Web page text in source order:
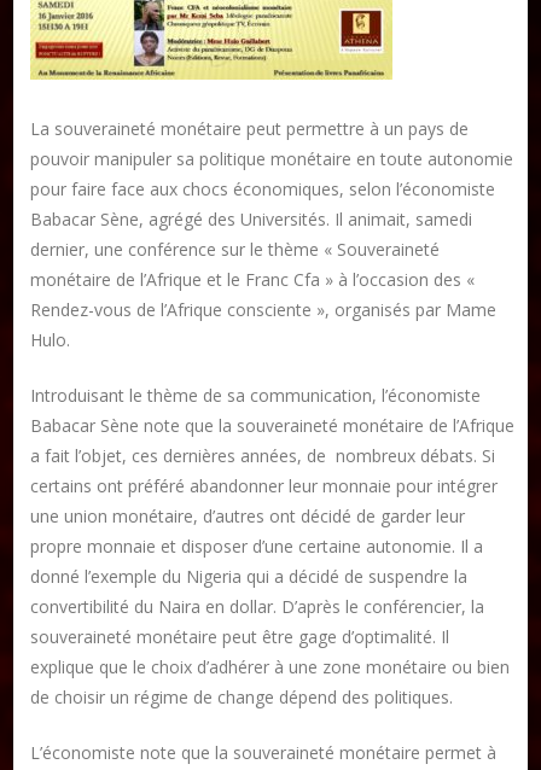
La souveraineté monétaire peut permettre à un pays de
pouvoir manipuler sa politique monétaire en toute autonomie
pour faire face aux chocs économiques, selon l’économiste
Babacar Sène, agrégé des Universités. Il animait, samedi
dernier, une conférence sur le thème « Souveraineté
monétaire de l’Afrique et le Franc Cfa » à l’occasion des «
Rendez-vous de l’Afrique consciente », organisés par Mame
Hulo.
Introduisant le thème de sa communication, l’économiste
Babacar Sène note que la souveraineté monétaire de l’Afrique
a fait l’objet, ces dernières années, de nombreux débats. Si
certains ont préféré abandonner leur monnaie pour intégrer
une union monétaire, d’autres ont décidé de garder leur
propre monnaie et disposer d’une certaine autonomie. Il a
donné l’exemple du Nigeria qui a décidé de suspendre la
convertibilité du Naira en dollar. D’après le conférencier, la
souveraineté monétaire peut être gage d’optimalité. Il
explique que le choix d’adhérer à une zone monétaire ou bien
de choisir un régime de change dépend des politiques.
L’économiste note que la souveraineté monétaire permet à